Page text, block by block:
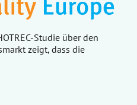
Studie über den
zeigt, dass die